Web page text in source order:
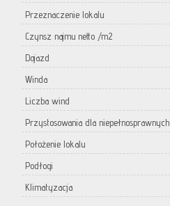
Przeznaczenie lokalu
Czynsz najmu netto /m2
Dojazd
Winda
Liczba wind
Przystosowania dla niepełnosprawnych
Położenie lokalu
Podłogi
Klimatyzacja